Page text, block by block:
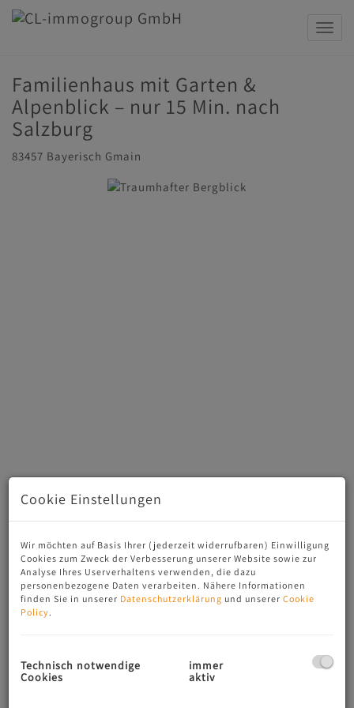
Familienhaus mit Garten &
Alpenblick – nur 15 Min. nach
Salzburg
83457 Bayerisch Gmain
Beschreibung
wunderschönen Bergwelt von Bayerisch Gmain, dort, wo
Ruhe, Natur und Gemütlichkeit aufeinandertreffen.
Cookie Einstellungen
Wir möchten auf Basis Ihrer (jederzeit widerrufbaren) Einwilligung
Cookies zum Zweck der Verbesserung unserer Website sowie zur
Analyse Ihres Userverhaltens verwenden, die dazu
personenbezogene Daten verarbeiten. Nähere Informationen
finden Sie in unserer Datenschutzerklärung und unserer Cookie
Policy.
Technisch notwendige
Cookies
immer
aktiv